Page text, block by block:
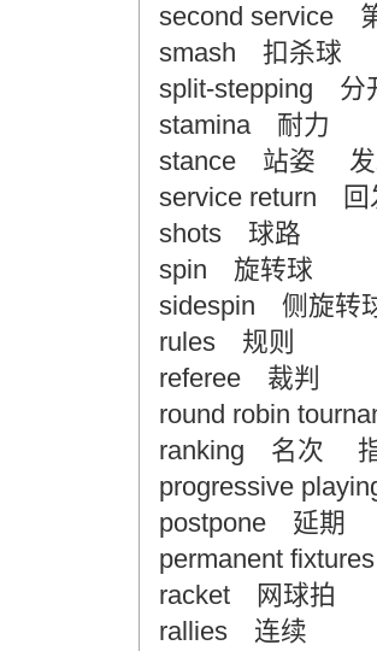
second service
smash 扣杀球
split-stepping 分
stamina 耐力
stance 站姿 发
service return 回
shots 球路
spin 旋转球
sidespin 侧旋
rules 规则
referee 裁判
round robin
ranking 名次
progressive
postpone 延期
permanent
racket 网球拍
rallies 连续